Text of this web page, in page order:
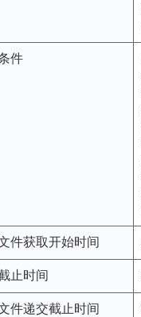
件
件获取开始时间
止时间
件递交截止时间